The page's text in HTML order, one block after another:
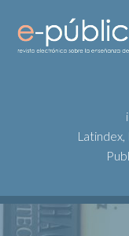
Latindex,